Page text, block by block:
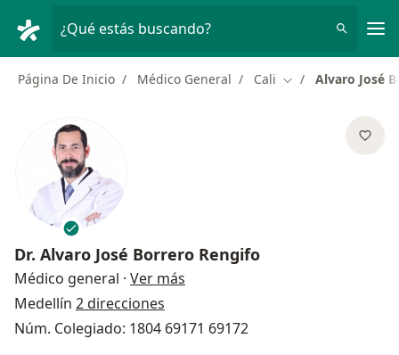
¿Qué estás buscando?
Página De Inicio Médico General Cali Cambiar de ciudad
Alvaro José
Dr. Alvaro José Borrero Rengifo
Médico general · Ver más
Medellín 2 direcciones
Núm. Colegiado: 1804 69171 69172